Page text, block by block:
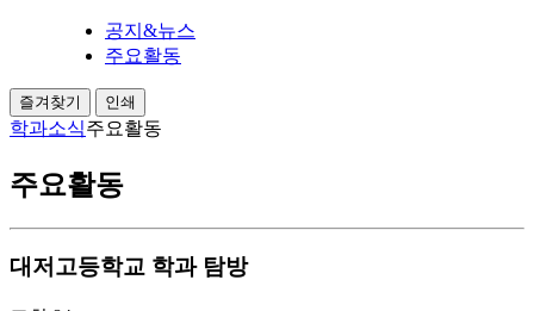
공지&뉴스
주요활동
즐겨찾기 인쇄
학과소식주요활동
주요활동
대저고등학교 학과 탐방